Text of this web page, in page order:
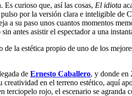
Es curioso que, así las cosas, El idiota
por la versión clara e inteligible de
a su paso unos cuantos momentos
antes asistir el espectador a una
la estética propio de uno de los
de Ernesto Caballero, y donde en
en el terreno estético, aquí
terciopelo rojo, el escenario se agranda